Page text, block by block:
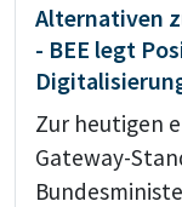
Alternativen
- BEE legt
Zur heutigen
Gateway-